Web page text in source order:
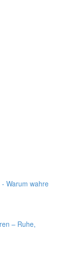
Warum wahre
– Ruhe,